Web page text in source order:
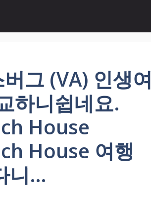
그 (VA) 인생여
하니쉽네요.
House
House 여행
니…